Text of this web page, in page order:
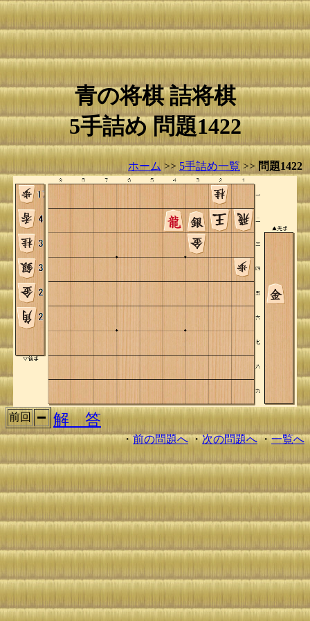
青の将棋 詰将棋
5手詰め 問題1422
ホーム >> 5手詰め一覧 >> 問題1422
前回 解 答
・前の問題へ・次の問題へ・一覧へ